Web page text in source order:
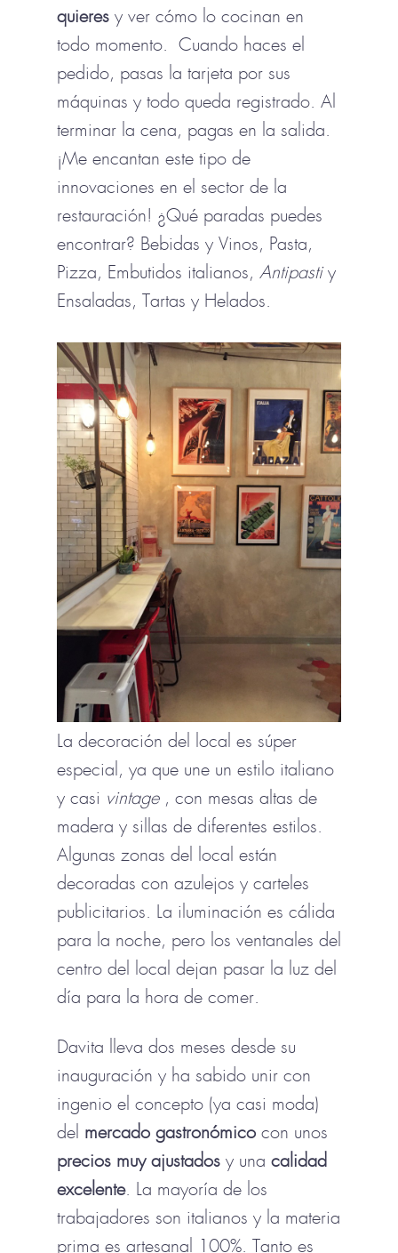
quieres y ver cómo lo cocinan en
todo momento. Cuando haces el
pedido, pasas la tarjeta por sus
máquinas y todo queda registrado. Al
terminar la cena, pagas en la salida.
¡Me encantan este tipo de
innovaciones en el sector de la
restauración! ¿Qué paradas puedes
encontrar? Bebidas y Vinos, Pasta,
Pizza, Embutidos italianos, Antipastiy
Ensaladas, Tartas y Helados.
La decoración del local es súper
especial, ya que une un estilo italiano
y casi vintage, con mesas altas de
madera y sillas de diferentes estilos.
Algunas zonas del local están
decoradas con azulejos y carteles
publicitarios. La iluminación es cálida
para la noche, pero los ventanales del
centro del local dejan pasar la luz del
día para la hora de comer.
Davita lleva dos meses desde su
inauguración y ha sabido unir con
ingenio el concepto (ya casi moda)
del mercado gastronómico con unos
precios muy ajustados y una calidad
excelente. La mayoría de los
trabajadores son italianos y la materia
prima es artesanal 100%. Tanto es